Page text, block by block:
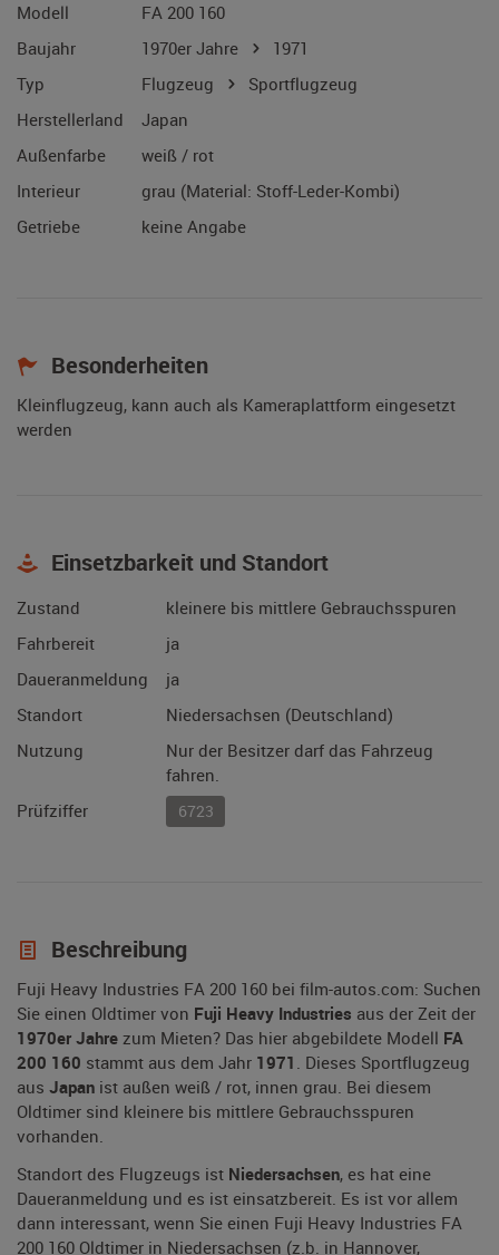
Modell
FA 200 160
Baujahr
1970er Jahre
1971
Typ
Flugzeug
Sportflugzeug
Herstellerland
Japan
Außenfarbe
weiß / rot
Interieur
grau (Material: Stoff-Leder-Kombi)
Getriebe
keine Angabe
Besonderheiten
Kleinflugzeug, kann auch als Kameraplattform eingesetzt
werden
Einsetzbarkeit und Standort
Zustand
kleinere bis mittlere Gebrauchsspuren
Fahrbereit
ja
Daueranmeldung
ja
Standort
Niedersachsen (Deutschland)
Nutzung
Nur der Besitzer darf das Fahrzeug
fahren.
Prüfziffer
6723
Beschreibung
Fuji Heavy Industries FA 200 160 bei film-autos.com: Suchen
Sie einen Oldtimer von Fuji Heavy Industries aus der Zeit der
1970er Jahre zum Mieten? Das hier abgebildete Modell FA
200 160 stammt aus dem Jahr 1971 . Dieses Sportflugzeug
aus Japan ist außen weiß / rot, innen grau. Bei diesem
Oldtimer sind kleinere bis mittlere Gebrauchsspuren
vorhanden.
Standort des Flugzeugs ist Niedersachsen, es hat eine
Daueranmeldung und es ist einsatzbereit. Es ist vor allem
dann interessant, wenn Sie einen Fuji Heavy Industries FA
200 160 Oldtimer in Niedersachsen (z.b. in Hannover,